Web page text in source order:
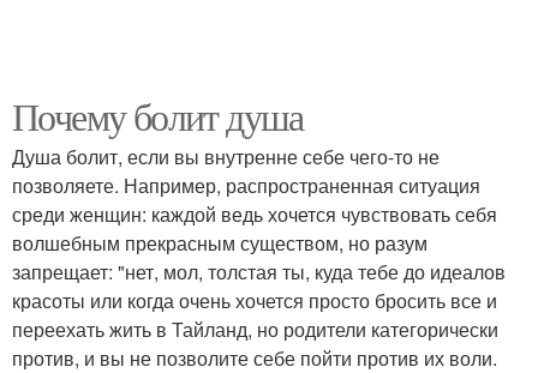
Почему болит душа
Душа болит, если вы внутренне себе чего-то не
позволяете. Например, распространенная ситуация
среди женщин: каждой ведь хочется чувствовать себя
волшебным прекрасным существом, но разум
запрещает: "нет, мол, толстая ты, куда тебе до идеалов
красоты или когда очень хочется просто бросить все и
переехать жить в Тайланд, но родители категорически
против, и вы не позволите себе пойти против их воли.